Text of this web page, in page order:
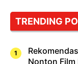
Cuma
Sushi!
TRENDING
Nonton Film